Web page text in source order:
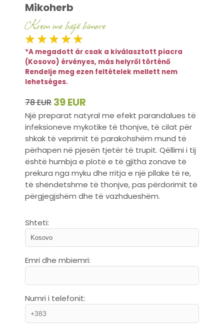
Mikoherb
Krem me bazë bimore
*A megadott ár csak a kiválasztott piacra
(Kosovo) érvényes, más helyről történő
Rendelje meg ezen feltételek mellett nem
lehetséges.
78 EUR 39 EUR
Një preparat natyral me efekt parandalues të
infeksioneve mykotike të thonjve, të cilat për
shkak të veprimit të parakohshëm mund të
përhapen në pjesën tjetër të trupit. Qëllimi i tij
është humbja e plotë e të gjitha zonave të
prekura nga myku dhe rritja e një pllake të re,
të shëndetshme të thonjve, pas përdorimit të
përgjegjshëm dhe të vazhdueshëm.
Shteti:
Emri dhe mbiemri:
Numri i telefonit: